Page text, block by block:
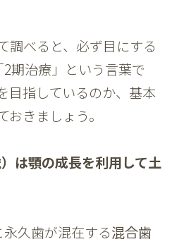
調べると、必ず目にする
期治療」という言葉で
目指しているのか、基本
きましょう。
は顎の成長を利用して土
久歯が混在する混合歯